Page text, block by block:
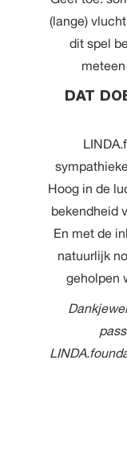
(lange)
dit spel
DAT
Hoog in de
bekendheid
En met de
natuurlijk
geholpen